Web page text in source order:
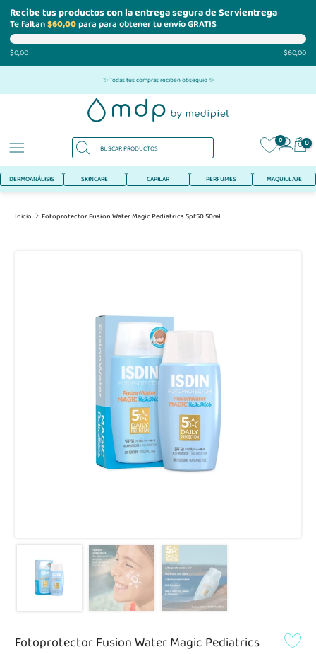
Recibe tus productos con la entrega segura de Servientrega
Te faltan$60,00para para obtener tu envío GRATIS
$0,00 $60,00
al
✨ Todas tus compras reciben obsequio ✨
0 0
DERMOANÁLISIS SKINCARE CAPILAR PERFUMES MAQUILLAJE
Inicio Fotoprotector Fusion Water Magic Pediatrics Spf50 50ml
Fotoprotector Fusion Water Magic Pediatrics